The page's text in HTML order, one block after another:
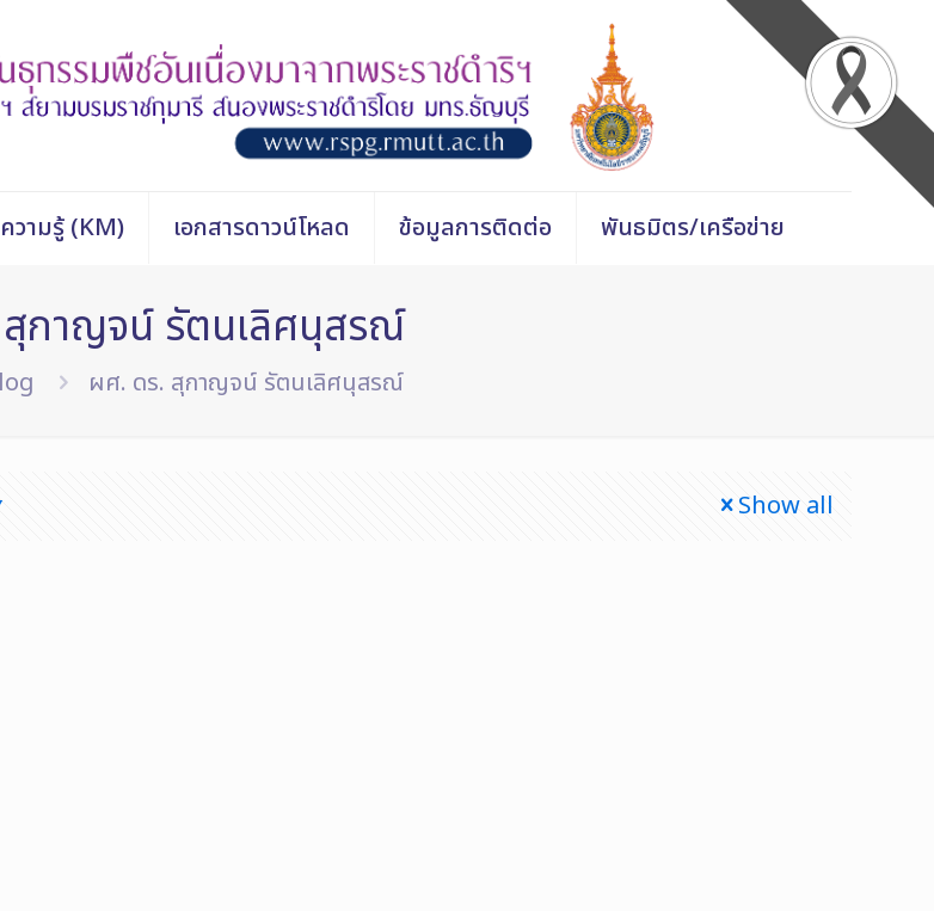
วามรู้ (KM) เอกสารดาวน์โหลด ข้อมูลการติดต่อ พันธมิตร/เครือข่าย
กาญจน์ รัตนเลิศนุสรณ์
ผศ. ดร. สุกาญจน์ รัตนเลิศนุสรณ์
Show all